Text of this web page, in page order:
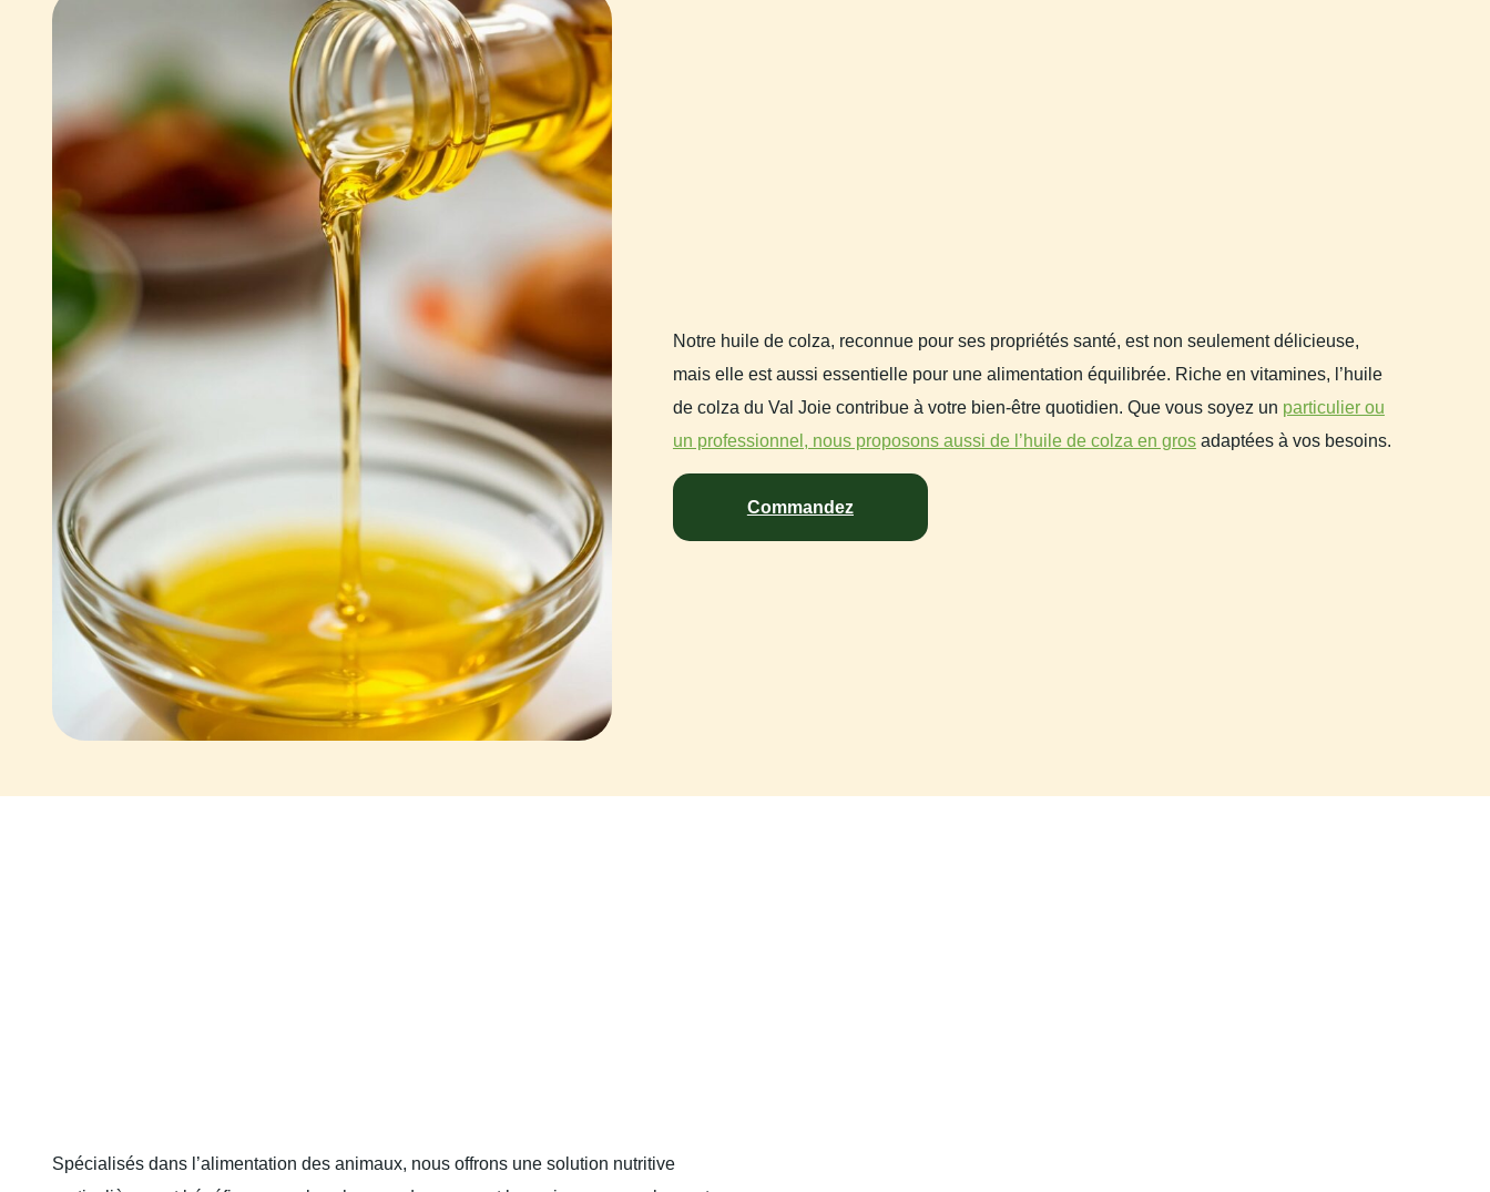
Notre huile de colza, reconnue pour ses propriétés santé, est non seulement délicieuse,
mais elle est aussi essentielle pour une alimentation équilibrée. Riche en vitamines, l’huile
de colza du Val Joie contribue à votre bien-être quotidien. Que vous soyez un particulier ou
un professionnel, nous proposons aussi de l’huile de colza en grosadaptées à vos besoins.
Commandez
Spécialisés dans l’alimentation des animaux, nous offrons une solution nutritive